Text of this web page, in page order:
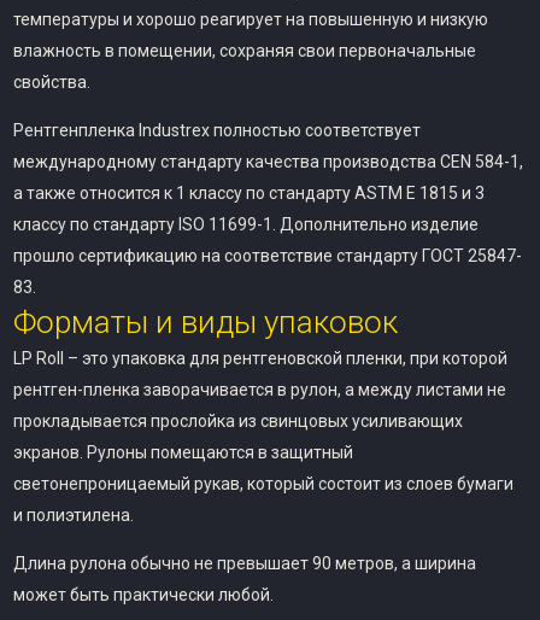
температуры и хорошо реагирует на повышенную и низкую
влажность в помещении, сохраняя свои первоначальные
свойства.
Рентгенпленка Industrex полностью соответствует
международному стандарту качества производства CEN 584-1,
а также относится к 1 классу по стандарту ASTM E 1815 и 3
классу по стандарту ISO 11699-1. Дополнительно изделие
прошло сертификацию на соответствие стандарту ГОСТ 25847-
83.
Форматы и виды упаковок
LP Roll – это упаковка для рентгеновской пленки, при которой
рентген-пленка заворачивается в рулон, а между листами не
прокладывается прослойка из свинцовых усиливающих
экранов. Рулоны помещаются в защитный
светонепроницаемый рукав, который состоит из слоев бумаги
и полиэтилена.
Длина рулона обычно не превышает 90 метров, а ширина
может быть практически любой.